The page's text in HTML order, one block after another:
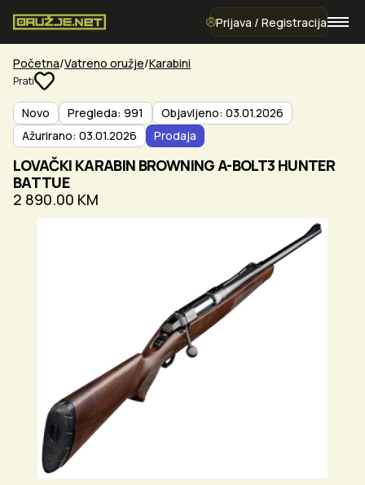
Prijava / Registracija
Početna Vatreno oružje Karabini
Prati
Novo Pregleda: 991
Objavljeno: 03.01.2026
Ažurirano: 03.01.2026
Prodaja
LOVAČKI KARABIN BROWNING A-BOLT3 HUNTER
BATTUE
2 890.00 KM